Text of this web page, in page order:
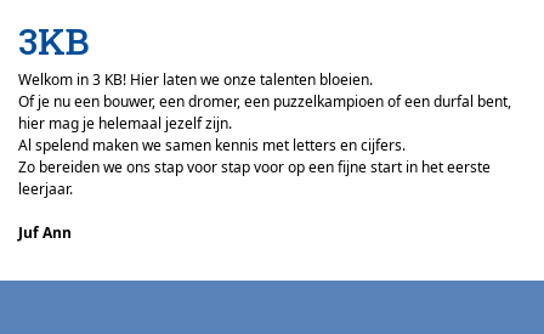
3KB
Welkom in 3 KB! Hier laten we onze talenten bloeien.
Of je nu een bouwer, een dromer, een puzzelkampioen of een durfal bent,
hier mag je helemaal jezelf zijn.
Al spelend maken we samen kennis met letters en cijfers.
Zo bereiden we ons stap voor stap voor op een fijne start in het eerste
leerjaar.
Juf Ann